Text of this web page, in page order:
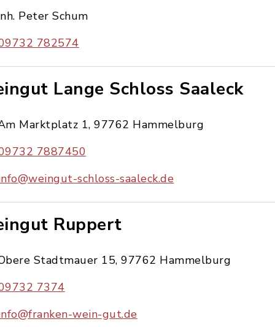
Peter Schum
782574
Lange Schloss Saaleck
Marktplatz 1, 97762 Hammelburg
7887450
schloss-saaleck.de
Ruppert
Stadtmauer 15, 97762 Hammelburg
7374
wein-gut.de